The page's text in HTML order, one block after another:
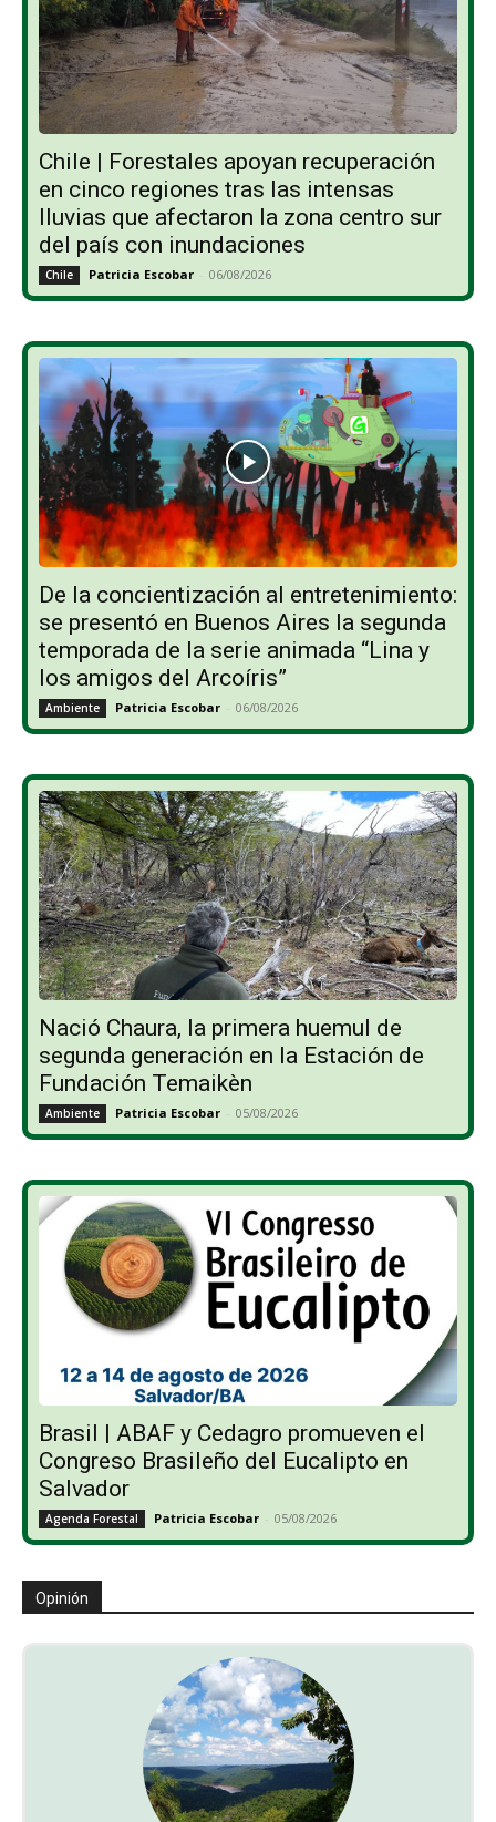
Chile | Forestales apoyan recuperación
en cinco regiones tras las intensas
lluvias que afectaron la zona centro sur
del país con inundaciones
Chile Patricia Escobar - 06/08/2026
De la concientización al entretenimiento:
se presentó en Buenos Aires la segunda
temporada de la serie animada “Lina y
los amigos del Arcoíris”
Ambiente Patricia Escobar - 06/08/2026
Nació Chaura, la primera huemul de
segunda generación en la Estación de
Fundación Temaikèn
Ambiente Patricia Escobar - 05/08/2026
Brasil | ABAF y Cedagro promueven el
Congreso Brasileño del Eucalipto en
Salvador
Agenda Forestal Patricia Escobar - 05/08/2026
Opinión